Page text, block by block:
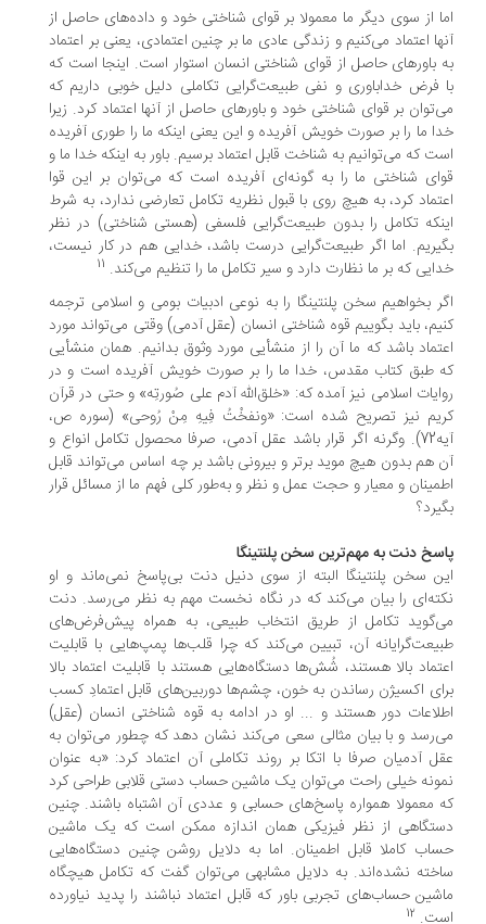
از سوی دیگر ما معمولا بر قوای شناختی خود و داده‌های حاصل از
اعتماد می‌کنیم و زندگی عادی ما بر چنین اعتمادی، یعنی بر اعتماد
باورهای حاصل از قوای شناختی انسان استوار است. اینجا است که
فرض خداباوری و نفی طبیعت‌گرایی تکاملی دلیل خوبی داریم که
بر قوای شناختی خود و باورهای حاصل از آنها اعتماد کرد. زیرا
ما را بر صورت خویش آفریده و این یعنی اینکه ما را طوری آفریده
که می‌توانیم به شناخت قابل اعتماد برسیم. باور به اینکه خدا ما و
شناختی ما را به گونه‌ای آفریده است که می‌توان بر این قوا
کرد، به هیچ روی با قبول نظریه تکامل تعارضی ندارد، به شرط
تکامل را بدون طبیعت‌گرایی فلسفی (هستی شناختی) در نظر
اما اگر طبیعت‌گرایی درست باشد، خدایی هم در کار نیست،
که بر ما نظارت دارد و سیر تکامل ما را تنظیم می‌کند.11
بخواهیم سخن پلنتینگا را به نوعی ادبیات بومی و اسلامی ترجمه
باید بگوییم قوه شناختی انسان (عقل آدمی) وقتی می‌تواند مورد
باشد که ما آن را از منشأیی مورد وثوق بدانیم. همان منشأیی
طبق کتاب مقدس، خدا ما را بر صورت خویش آفریده است و در
اسلامی نیز آمده که: «خلق‌الله آدم علی صُورتِه» و حتی در قرآن
نیز تصریح شده است: «ونفخْتُ فِیهِ مِنْ رُوحی» (سوره ص،
آیه72). وگرنه اگر قرار باشد عقل آدمی، صرفا محصول تکامل انواع و
هم بدون هیچ موید برتر و بیرونی باشد بر چه اساس می‌تواند قابل
و معیار و حجت عمل و نظر و به‌طور کلی فهم ما از مسائل قرار
دنت به مهم‌ترین سخن پلنتینگا
سخن پلنتینگا البته از سوی دنیل دنت بی‌پاسخ نمی‌ماند و او
را بیان می‌کند که در نگاه نخست مهم به نظر می‌رسد. دنت
تکامل از طریق انتخاب طبیعی، به همراه پیش‌فرض‌های
آن، تبیین می‌کند که چرا قلب‌ها پمپ‌هایی با قابلیت
بالا هستند، شُش‌ها دستگاه‌هایی هستند با قابلیت اعتماد بالا
اکسیژن رساندن به خون، چشم‌ها دوربین‌های قابل اعتمادِ کسب
دور هستند و ... او در ادامه به قوه شناختی انسان (عقل)
و با بیان مثالی سعی می‌کند نشان دهد که چطور می‌توان به
آدمیان صرفا با اتکا بر روند تکاملی آن اعتماد کرد: «به عنوان
خیلی راحت می‌توان یک ماشین حساب دستی قلابی طراحی کرد
معمولا همواره پاسخ‌های حسابی و عددی آن اشتباه باشند. چنین
از نظر فیزیکی همان اندازه ممکن است که یک ماشین
کاملا قابل اطمینان. اما به دلایل روشن چنین دستگاه‌هایی
نشده‌اند. به دلایل مشابهی می‌توان گفت که تکامل هیچگاه
حساب‌های تجربی باور که قابل اعتماد نباشند را پدید نیاورده
12